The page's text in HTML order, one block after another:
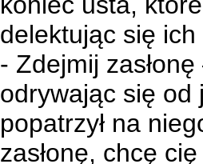
delektując się
- Zdejmij
odrywając się od
popatrzył na
zasłonę, chcę